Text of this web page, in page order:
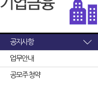
공지사항
업무안내
공모주 청약